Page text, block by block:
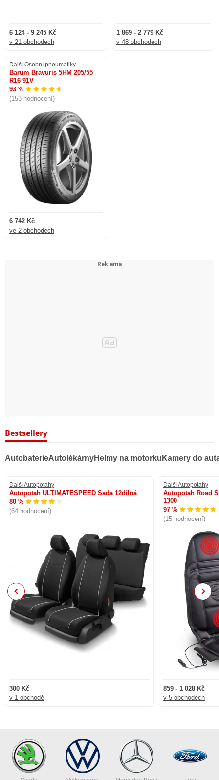
6 124 - 9 245 Kč
v 21 obchodech
1 869 - 2 779 Kč
v 48 obchodech
Další Osobní pneumatiky
Barum Bravuris 5HM 205/55
R16 91V
93 %
(153 hodnocení)
6 742 Kč
ve 2 obchodech
Bestsellery
AutobaterieAutolékárnyHelmy na motorku Kamery do
Další Autopotahy
Autopotah ULTIMATESPEED Sada 12dílná
80 %
(64 hodnocení)
300 Kč
v 1 obchodě
Další Autopotahy
Autopotah Road
1300
97 %
(15 hodnocení)
859 - 1 028 Kč
v 5 obchodech
Previous Next